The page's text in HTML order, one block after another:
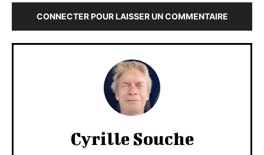
CONNECTER POUR LAISSER UN COMMENTAIRE
Cyrille Souche